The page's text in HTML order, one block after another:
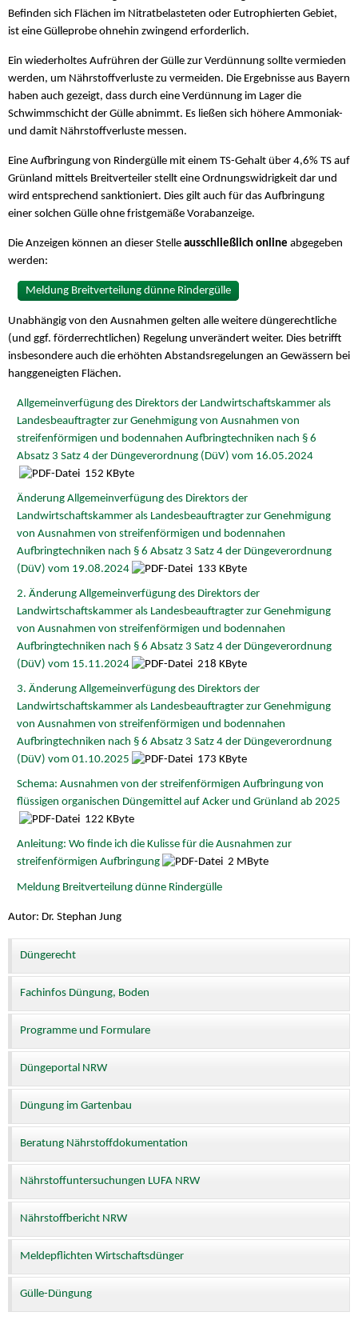
Befinden sich Flächen im Nitratbelasteten oder Eutrophierten Gebiet,
ist eine Gülleprobe ohnehin zwingend erforderlich.
Ein wiederholtes Aufrühren der Gülle zur Verdünnung sollte vermieden
werden, um Nährstoffverluste zu vermeiden. Die Ergebnisse aus Bayern
haben auch gezeigt, dass durch eine Verdünnung im Lager die
Schwimmschicht der Gülle abnimmt. Es ließen sich höhere Ammoniak-
und damit Nährstoffverluste messen.
Eine Aufbringung von Rindergülle mit einem TS-Gehalt über 4,6% TS auf
Grünland mittels Breitverteiler stellt eine Ordnungswidrigkeit dar und
wird entsprechend sanktioniert. Dies gilt auch für das Aufbringung
einer solchen Gülle ohne fristgemäße Vorabanzeige.
Die Anzeigen können an dieser Stelle ausschließlich online abgegeben
werden:
Meldung Breitverteilung dünne Rindergülle
Unabhängig von den Ausnahmen gelten alle weitere düngerechtliche
(und ggf. förderrechtlichen) Regelung unverändert weiter. Dies betrifft
insbesondere auch die erhöhten Abstandsregelungen an Gewässern bei
hanggeneigten Flächen.
Allgemeinverfügung des Direktors der Landwirtschaftskammer als
Landesbeauftragter zur Genehmigung von Ausnahmen von
streifenförmigen und bodennahen Aufbringtechniken nach § 6
Absatz 3 Satz 4 der Düngeverordnung (DüV) vom 16.05.2024
152 KByte
Änderung Allgemeinverfügung des Direktors der
Landwirtschaftskammer als Landesbeauftragter zur Genehmigung
von Ausnahmen von streifenförmigen und bodennahen
Aufbringtechniken nach § 6 Absatz 3 Satz 4 der Düngeverordnung
(DüV) vom 19.08.2024
133 KByte
2. Änderung Allgemeinverfügung des Direktors der
Landwirtschaftskammer als Landesbeauftragter zur Genehmigung
von Ausnahmen von streifenförmigen und bodennahen
Aufbringtechniken nach § 6 Absatz 3 Satz 4 der Düngeverordnung
(DüV) vom 15.11.2024
218 KByte
3. Änderung Allgemeinverfügung des Direktors der
Landwirtschaftskammer als Landesbeauftragter zur Genehmigung
von Ausnahmen von streifenförmigen und bodennahen
Aufbringtechniken nach § 6 Absatz 3 Satz 4 der Düngeverordnung
(DüV) vom 01.10.2025
173 KByte
Schema: Ausnahmen von der streifenförmigen Aufbringung von
flüssigen organischen Düngemittel auf Acker und Grünland ab 2025
122 KByte
Anleitung: Wo finde ich die Kulisse für die Ausnahmen zur
streifenförmigen Aufbringung
2 MByte
Meldung Breitverteilung dünne Rindergülle
Autor: Dr. Stephan Jung
Düngerecht
Fachinfos Düngung, Boden
Programme und Formulare
Düngeportal NRW
Düngung im Gartenbau
Beratung Nährstoffdokumentation
Nährstoffuntersuchungen LUFA NRW
Nährstoffbericht NRW
Meldepflichten Wirtschaftsdünger
Gülle-Düngung